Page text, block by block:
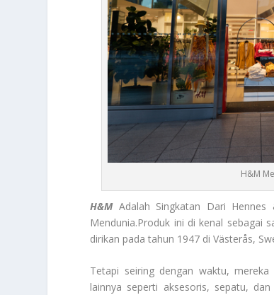
H&M
H&M Adalah Singkatan Dari
Mendunia.Produk ini di kenal sebagai
dirikan pada tahun 1947 di Västerås,
Tetapi seiring dengan waktu,
lainnya seperti aksesoris, sepatu,